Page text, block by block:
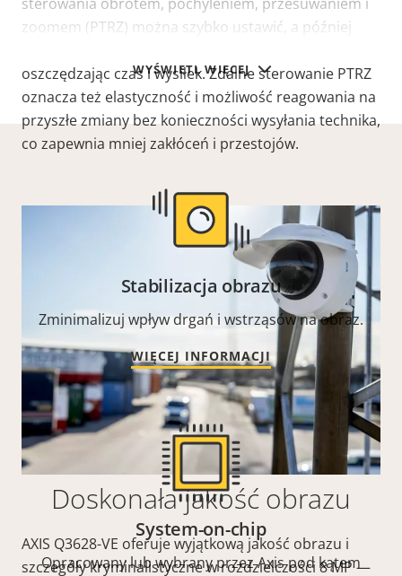
WYŚWIETL WIĘCEJ
zoomem (PTRZ) można szybko ustawić, a później
oszczędzając czas i wysiłek. Zdalne sterowanie PTRZ
oznacza też elastyczność i możliwość reagowania na
przyszłe zmiany bez konieczności wysyłania technika,
co zapewnia mniej zakłóceń i przestojów.
Doskonała jakość obrazu
AXIS Q3628-VE oferuje wyjątkową jakość obrazu i
szczegóły kryminalistyczne w rozdzielczości 8 MP —
Stabilizacja obrazu
Zminimalizuj wpływ drgań i wstrząsów na obraz.
WIĘCEJ INFORMACJI
System-on-chip
Opracowany lub wybrany przez Axis pod kątem